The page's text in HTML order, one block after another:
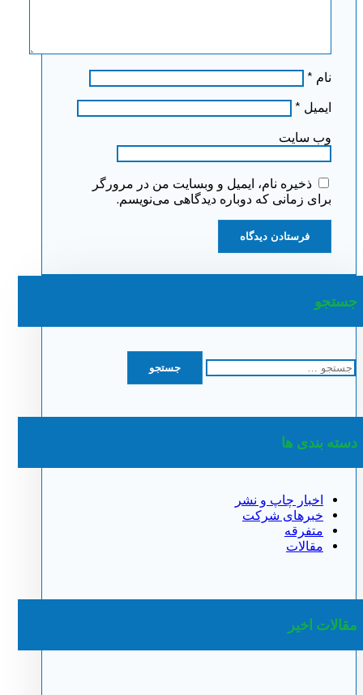
نام *
ایمیل *
وب‌ سایت
ذخیره نام، ایمیل و وبسایت من در مرورگر
برای زمانی که دوباره دیدگاهی می‌نویسم.
جستجو
جستجو
برای:
دسته بندی ها
اخبار چاپ و نشر
خبرهای شرکت
متفرقه
مقالات
مقالات اخیر